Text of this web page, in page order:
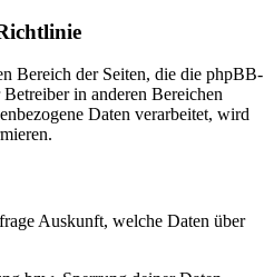
Bereich der Seiten, die die phpBB-
in anderen Bereichen
Daten verarbeitet, wird
Auskunft, welche Daten über